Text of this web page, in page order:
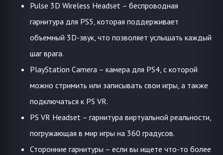
Pulse 3D Wireless Headset – беспроводная
гарнитура для PS5, которая поддерживает
объемный 3D-звук, что позволяет услышать каждый
шаг врага.
PlayStation Camera – камера для PS4, с которой
можно стримить или записывать свои игры, а также
подключаться к PS VR.
PS VR Headset – гарнитура виртуальной реальности,
погружающая в мир игры на 360 градусов.
Сторонние гарнитуры – если вы ищете что-то более